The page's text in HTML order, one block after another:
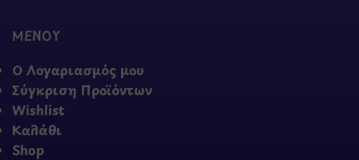
ΜΕΝΟΥ
Ο Λογαριασμός μου
Σύγκριση Προϊόντων
Wishlist
Καλάθι
Shop